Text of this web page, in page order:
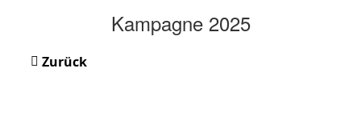
Kampagne 2025
Zurück